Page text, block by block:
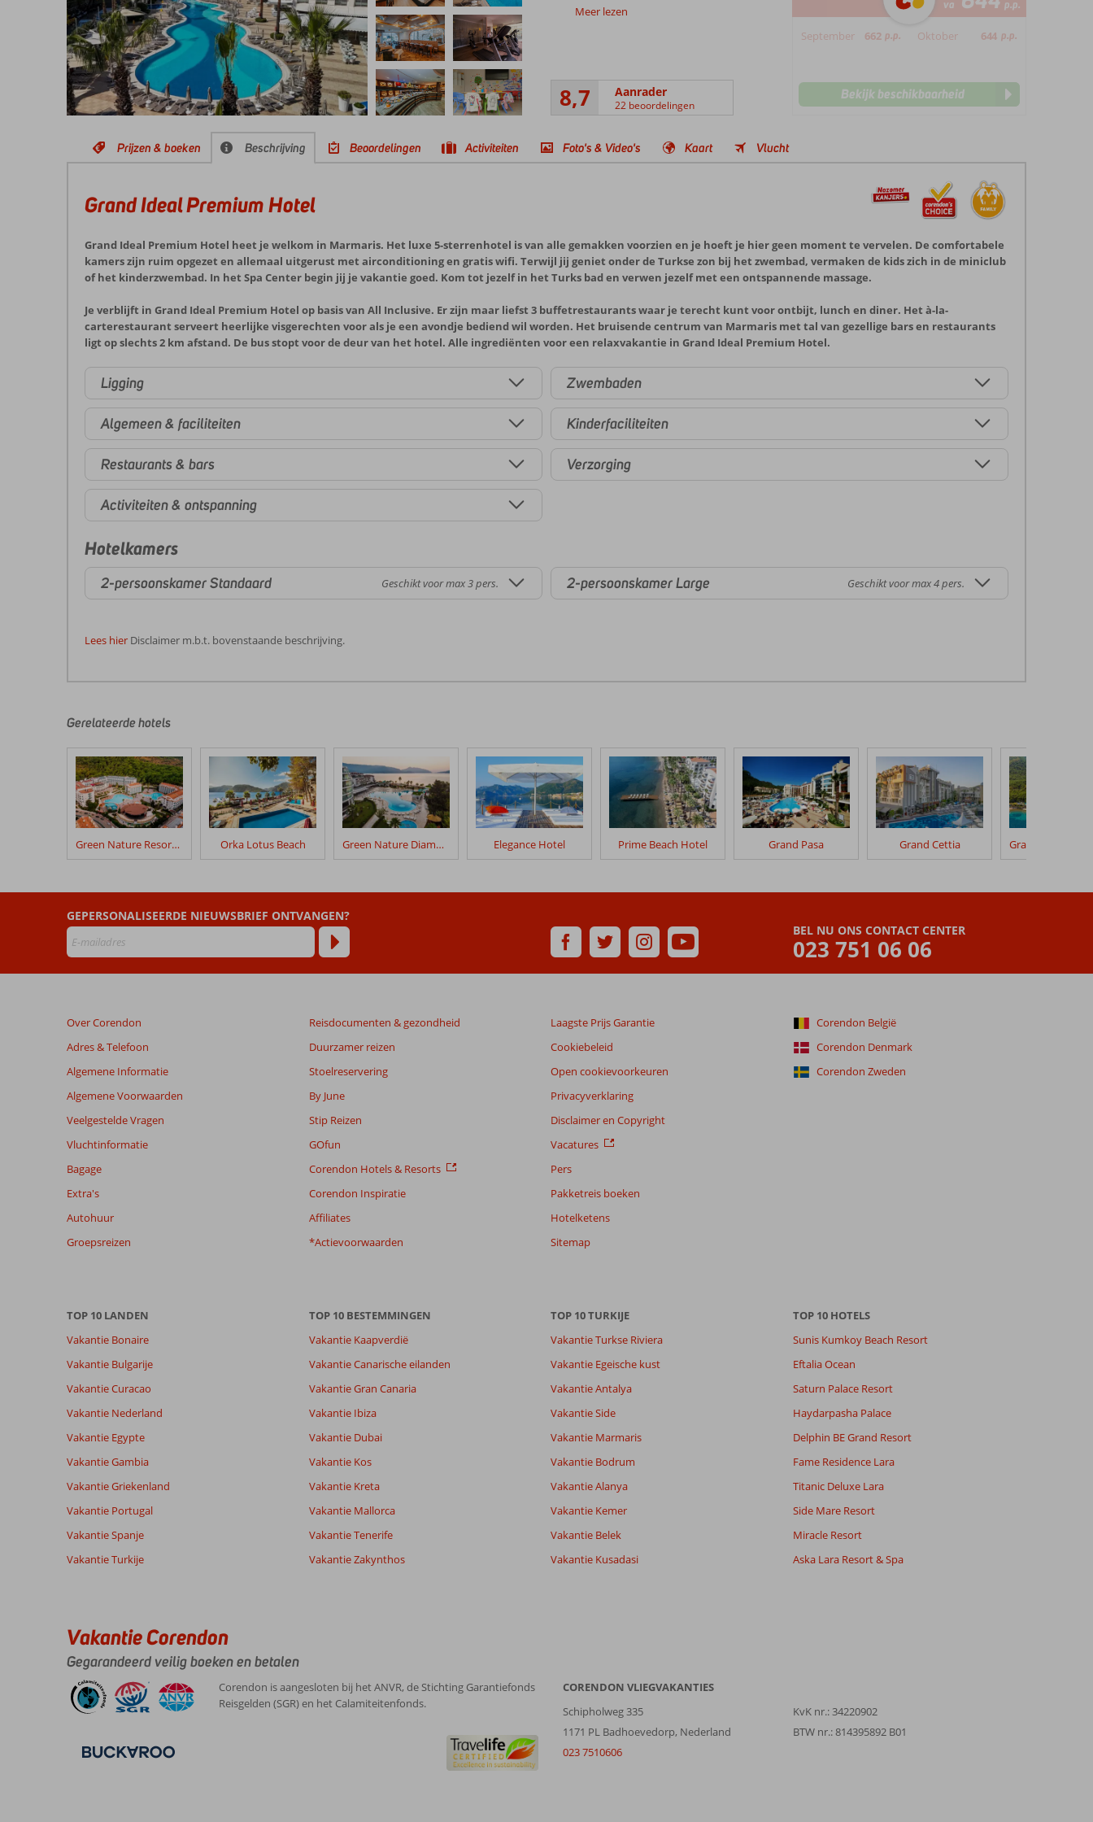
Meer lezen
8,7 Aanrader
22 beoordelingen
va p.p.
September 662 p.p. Oktober 644 p.p.
Bekijk beschikbaarheid
Prijzen & boeken Beschrijving Beoordelingen Activiteiten Foto's & Video's Kaart Vlucht
Grand Ideal Premium Hotel
Grand Ideal Premium Hotel heet je welkom in Marmaris. Het luxe 5-sterrenhotel is van alle gemakken voorzien en je hoeft je hier geen moment te vervelen. De comfortabele
kamers zijn ruim opgezet en allemaal uitgerust met airconditioning en gratis wifi. Terwijl jij geniet onder de Turkse zon bij het zwembad, vermaken de kids zich in de miniclub
of het kinderzwembad. In het Spa Center begin jij je vakantie goed. Kom tot jezelf in het Turks bad en verwen jezelf met een ontspannende massage.
Je verblijft in Grand Ideal Premium Hotel op basis van All Inclusive. Er zijn maar liefst 3 buffetrestaurants waar je terecht kunt voor ontbijt, lunch en diner. Het à-la-
carterestaurant serveert heerlijke visgerechten voor als je een avondje bediend wil worden. Het bruisende centrum van Marmaris met tal van gezellige bars en restaurants
ligt op slechts 2 km afstand. De bus stopt voor de deur van het hotel. Alle ingrediënten voor een relaxvakantie in Grand Ideal Premium Hotel.
Ligging
Algemeen & faciliteiten
Restaurants & bars
Activiteiten & ontspanning
Zwembaden
Kinderfaciliteiten
Verzorging
Hotelkamers
2-persoonskamer Standaard Geschikt voor max 3 pers. 2-persoonskamer Large Geschikt voor max 4 pers.
Lees hier Disclaimer m.b.t. bovenstaande beschrijving.
door
klanten
geschreven
na
hun
verblijf
Grand
Beoordelingen
die
ouder
48
maanden
worden
niet
weergegeven
om
relevantie
garanderen.
onze
beoordelingen.
Totale score
22
beoordelingen
8,7 Eten
8,2
Kamers
Wifi kwaliteit
van onze
klanten
Alle
Sorteren op
datum (nieuw > oud)
Anoniem
Nederland
Met partner
,
06 juni 2026
Centrum:
Marmaris
is
echt
een
geweldige
leuke
Service 6
Prijs/kwaliteit
10
Eten 8
Kamers 10
Kindvriendelijk
-
Wifi kwaliteit
Gerelateerde hotels
Green Nature Resort & Spa Orka Lotus Beach Green Nature Diamond Elegance Hotel Prime Beach Hotel Grand Pasa Grand Cettia
BEL NU ONS CONTACT CENTER
023 751 06 06
GEPERSONALISEERDE NIEUWSBRIEF ONTVANGEN?
Over Corendon
Adres & Telefoon
Algemene Informatie
Algemene Voorwaarden
Veelgestelde Vragen
Vluchtinformatie
Bagage
Extra's
Autohuur
Groepsreizen
Reisdocumenten & gezondheid
Duurzamer reizen
Stoelreservering
By June
Stip Reizen
GOfun
Corendon Hotels & Resorts
Corendon Inspiratie
Affiliates
*Actievoorwaarden
Laagste Prijs Garantie
Cookiebeleid
Open cookievoorkeuren
Privacyverklaring
Disclaimer en Copyright
Vacatures
Pers
Pakketreis boeken
Hotelketens
Sitemap
Corendon België
Corendon Denmark
Corendon Zweden
TOP 10 LANDEN
Vakantie Bonaire
Vakantie Bulgarije
Vakantie Curacao
Vakantie Nederland
Vakantie Egypte
Vakantie Gambia
Vakantie Griekenland
Vakantie Portugal
Vakantie Spanje
Vakantie Turkije
TOP 10 BESTEMMINGEN
Vakantie Kaapverdië
Vakantie Canarische eilanden
Vakantie Gran Canaria
Vakantie Ibiza
Vakantie Dubai
Vakantie Kos
Vakantie Kreta
Vakantie Mallorca
Vakantie Tenerife
Vakantie Zakynthos
TOP 10 TURKIJE
Vakantie Turkse Riviera
Vakantie Egeische kust
Vakantie Antalya
Vakantie Side
Vakantie Marmaris
Vakantie Bodrum
Vakantie Alanya
Vakantie Kemer
Vakantie Belek
Vakantie Kusadasi
TOP 10 HOTELS
Sunis Kumkoy Beach Resort
Eftalia Ocean
Saturn Palace Resort
Haydarpasha Palace
Delphin BE Grand Resort
Fame Residence Lara
Titanic Deluxe Lara
Side Mare Resort
Miracle Resort
Aska Lara Resort & Spa
Vakantie Corendon
Gegarandeerd veilig boeken en betalen
Corendon is aangesloten bij het ANVR, de Stichting Garantiefonds
Reisgelden (SGR) en het Calamiteitenfonds.
CORENDON VLIEGVAKANTIES
Schipholweg 335
1171 PL Badhoevedorp, Nederland
023 7510606
KvK nr.: 34220902
BTW nr.: 814395892 B01